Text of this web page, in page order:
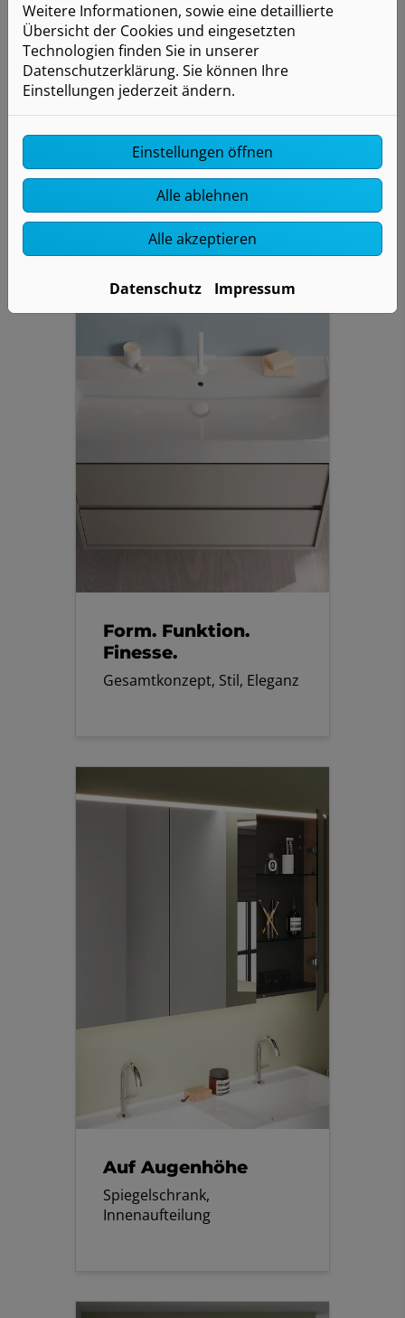
Klarheit mit System
Stauraum
Form. Funktion.
Finesse.
Gesamtkonzept, Stil, Eleganz
Auf Augenhöhe
Spiegelschrank,
Innenaufteilung
Weitere Informationen, sowie eine detaillierte
Übersicht der Cookies und eingesetzten
Technologien finden Sie in unserer
Datenschutzerklärung. Sie können Ihre
Einstellungen jederzeit ändern.
Einstellungen öffnen
Alle ablehnen
Alle akzeptieren
Datenschutz Impressum